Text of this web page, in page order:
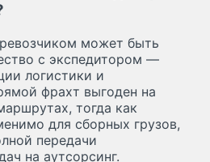
может быть
с экспедитором —
логистики и
фрахт выгоден на
тогда как
для сборных грузов,
передачи
на аутсорсинг.